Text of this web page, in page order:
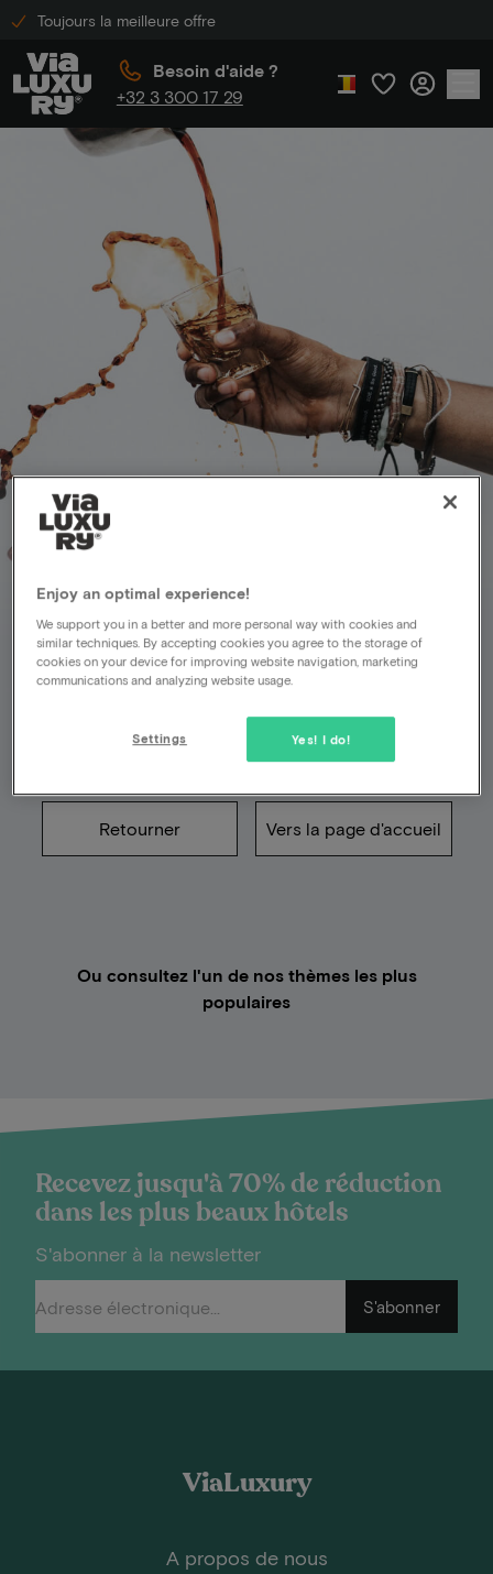
Toujours la meilleure offre
Besoin d'aide ?
+32 3 300 17 29
Malheureusement,
quelque chose n'a pas
fonctionné
La page recherchée n'existe pas (plus)
Retourner Vers la page d'accueil
Ou consultez l'un de nos thèmes les plus
populaires
Recevez jusqu'à 70% de réduction
dans les plus beaux hôtels
S'abonner à la newsletter
S'abonner
ViaLuxury
A propos de nous
Enjoy an optimal experience!
We support you in a better and more personal way with cookies and
similar techniques. By accepting cookies you agree to the storage of
cookies on your device for improving website navigation, marketing
communications and analyzing website usage.
Yes! I do!
Settings